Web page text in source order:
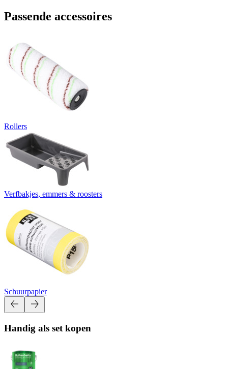
Passende accessoires
Rollers
Verfbakjes, emmers & roosters
Schuurpapier
Handig als set kopen